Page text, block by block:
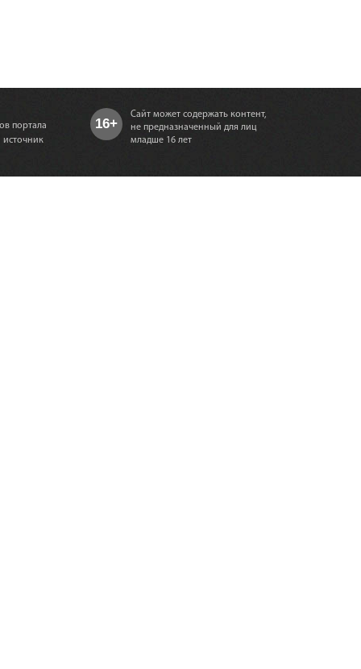
портала
источник
16+
Сайт может содержать контент,
не предназначенный для лиц
младше 16 лет